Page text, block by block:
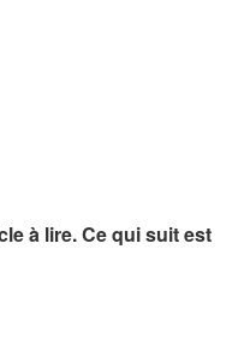
à lire. Ce qui suit est